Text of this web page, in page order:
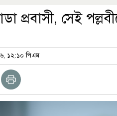
প্রবাসী, সেই
১২:১০ পিএম